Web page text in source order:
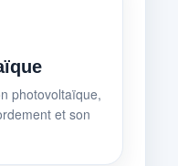
photovoltaïque,
et son